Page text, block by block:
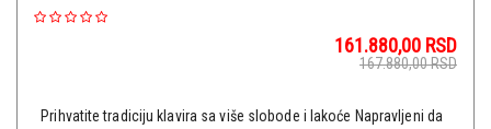
161.880,00 RSD
167.880,00RSD
Prihvatite tradiciju klavira sa više slobode i lakoće Napravljeni da